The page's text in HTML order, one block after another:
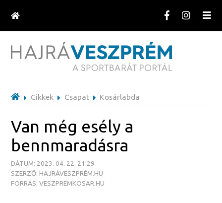
Cikkek Csapat Kosárlabda
Van még esély a
bennmaradásra
DÁTUM: 2023. 04. 22. 21:29
SZERZŐ: HAJRÁVESZPRÉM.HU
FORRÁS: VESZPREMKOSAR.HU